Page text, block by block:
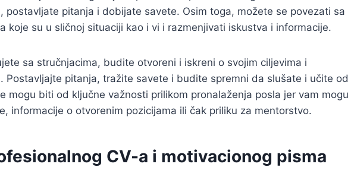
postavljate pitanja i dobijate savete. Osim toga, možete se povezati sa
koje su u sličnoj situaciji kao i vi i razmenjivati iskustva i informacije.
sa stručnjacima, budite otvoreni i iskreni o svojim ciljevima i
Postavljajte pitanja, tražite savete i budite spremni da slušate i učite od
mogu biti od ključne važnosti prilikom pronalaženja posla jer vam mogu
informacije o otvorenim pozicijama ili čak priliku za mentorstvo.
CV-a i motivacionog pisma